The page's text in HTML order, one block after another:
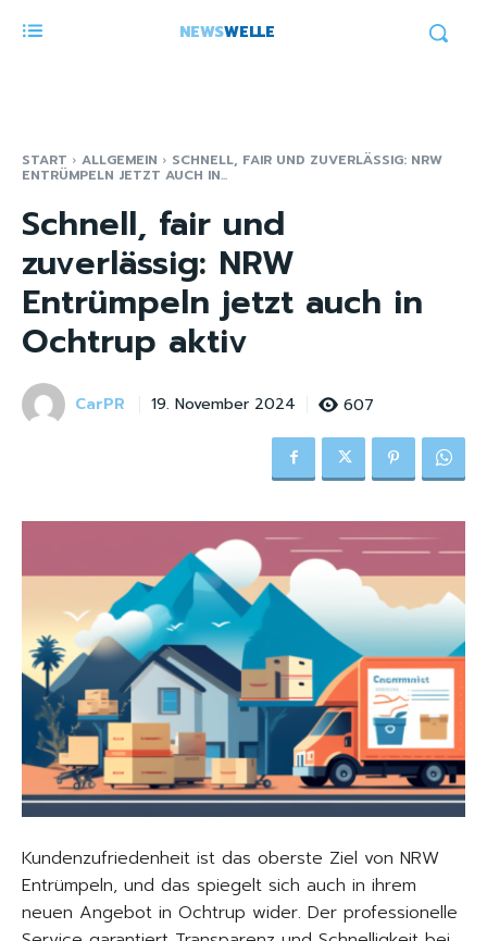
NEWSWELLE
START ALLGEMEIN SCHNELL, FAIR UND ZUVERLÄSSIG: NRW
ENTRÜMPELN JETZT AUCH IN...
Schnell, fair und
zuverlässig: NRW
Entrümpeln jetzt auch in
Ochtrup aktiv
CarPR 19. November 2024 607
Kundenzufriedenheit ist das oberste Ziel von NRW
Entrümpeln, und das spiegelt sich auch in ihrem
neuen Angebot in Ochtrup wider. Der professionelle